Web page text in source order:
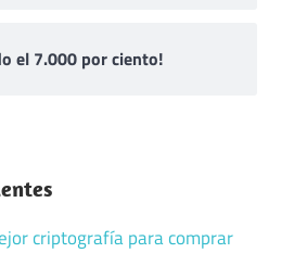
el 7.000 por ciento!
criptografía para comprar